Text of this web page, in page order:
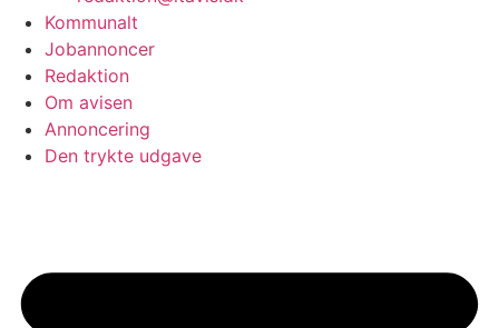
Kommunalt
Jobannoncer
Redaktion
Om avisen
Annoncering
Den trykte udgave